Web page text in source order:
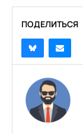
ПОДЕЛИТЬСЯ